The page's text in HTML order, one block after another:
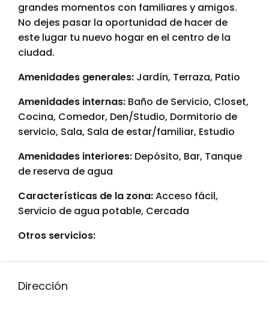
grandes momentos con familiares y amigos.
No dejes pasar la oportunidad de hacer de
este lugar tu nuevo hogar en el centro de la
ciudad.
Amenidades generales: Jardín, Terraza, Patio
Amenidades internas: Baño de Servicio, Closet,
Cocina, Comedor, Den/Studio, Dormitorio de
servicio, Sala, Sala de estar/familiar, Estudio
Amenidades interiores: Depósito, Bar, Tanque
de reserva de agua
Características de la zona:Acceso fácil,
Servicio de agua potable, Cercada
Otros servicios:
Dirección